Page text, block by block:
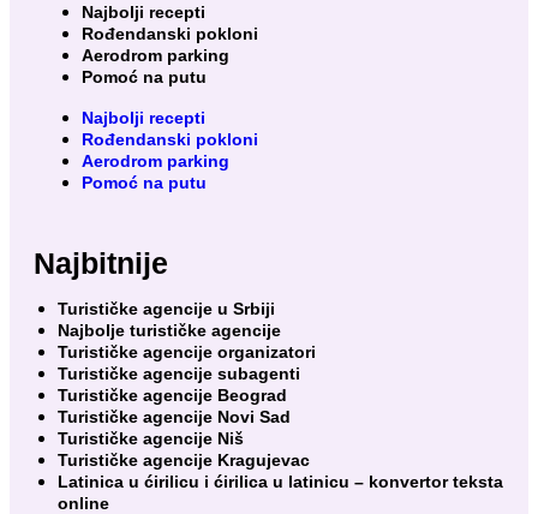
Najbolji recepti
Rođendanski pokloni
Aerodrom parking
Pomoć na putu
Najbolji recepti
Rođendanski pokloni
Aerodrom parking
Pomoć na putu
Najbitnije
Turističke agencije u Srbiji
Najbolje turističke agencije
Turističke agencije organizatori
Turističke agencije subagenti
Turističke agencije Beograd
Turističke agencije Novi Sad
Turističke agencije Niš
Turističke agencije Kragujevac
Latinica u ćirilicu i ćirilica u latinicu – konvertor teksta
online